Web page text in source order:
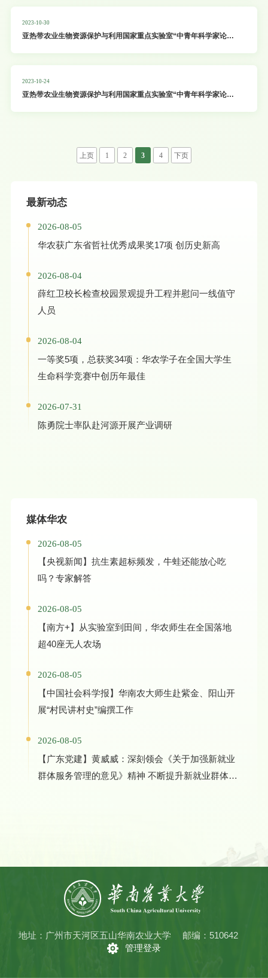
2023-10-30
亚热带农业生物资源保护与利用国家重点实验室“中青年科学家论
2023-10-24
亚热带农业生物资源保护与利用国家重点实验室“中青年科学家论
上页 1 2 3 4 下页
最新动态
2026-08-05
华农获广东省哲社优秀成果奖17项 创历史新高
2026-08-04
薛红卫校长检查校园景观提升工程并慰问一线值守
人员
2026-08-04
一等奖5项，总获奖34项：华农学子在全国大学生
生命科学竞赛中创历年最佳
2026-07-31
陈勇院士率队赴河源开展产业调研
媒体华农
2026-08-05
【央视新闻】抗生素超标频发，牛蛙还能放心吃
吗？专家解答
2026-08-05
【南方+】从实验室到田间，华农师生在全国落地
超40座无人农场
2026-08-05
【中国社会科学报】华南农大师生赴紫金、阳山开
展“村民讲村史”编撰工作
2026-08-05
【广东党建】黄威威：深刻领会《关于加强新就业
群体服务管理的意见》精神 不断提升新就业群体党
地址：广州市天河区五山华南农业大学
邮编：510642
管理登录